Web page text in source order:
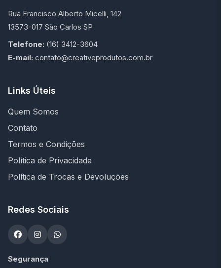
Rua Francisco Alberto Micelli, 142
13573-017 São Carlos SP
Telefone: (16) 3412-3604
E-mail: contato@creativeprodutos.com.br
Links Úteis
Quem Somos
Contato
Termos e Condições
Política de Privacidade
Política de Trocas e Devoluções
Redes Sociais
Segurança